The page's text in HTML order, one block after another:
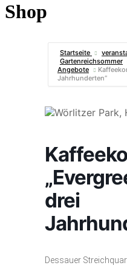
Shop
Startseite
Gartenreichsommer
Angebote
Jahrhunderten“
drei
Dessauer